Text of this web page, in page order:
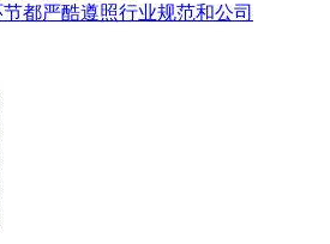
都严酷遵照行业规范和公司